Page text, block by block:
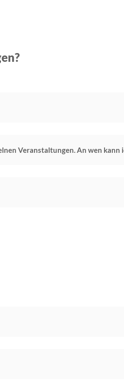
Veranstaltungen. An wen kann